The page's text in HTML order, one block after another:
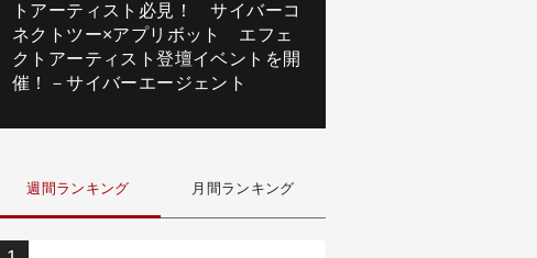
トアーティスト必見！ サイバーコ
ネクトツー×アプリボット エフェ
クトアーティスト登壇イベントを開
催！－サイバーエージェント
週間ランキング 月間ランキング